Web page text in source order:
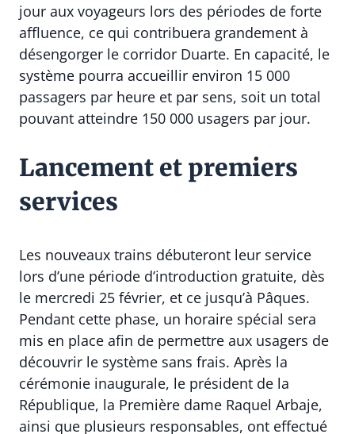
jour aux voyageurs lors des périodes de forte
affluence, ce qui contribuera grandement à
désengorger le corridor Duarte. En capacité, le
système pourra accueillir environ 15 000
passagers par heure et par sens, soit un total
pouvant atteindre 150 000 usagers par jour.
Lancement et premiers
services
Les nouveaux trains débuteront leur service
lors d’une période d’introduction gratuite, dès
le mercredi 25 février, et ce jusqu’à Pâques.
Pendant cette phase, un horaire spécial sera
mis en place afin de permettre aux usagers de
découvrir le système sans frais. Après la
cérémonie inaugurale, le président de la
République, la Première dame Raquel Arbaje,
ainsi que plusieurs responsables, ont effectué